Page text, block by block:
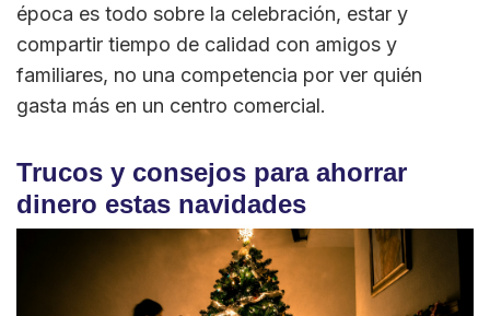
época es todo sobre la celebración, estar y
compartir tiempo de calidad con amigos y
familiares, no una competencia por ver quién
gasta más en un centro comercial.
Trucos y consejos para ahorrar
dinero estas navidades